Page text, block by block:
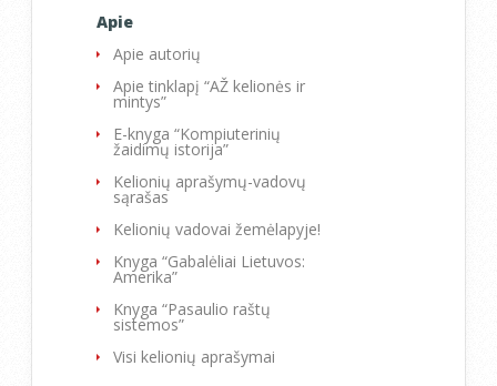
Apie
Apie autorių
Apie tinklapį “AŽ kelionės ir
mintys”
E-knyga “Kompiuterinių
žaidimų istorija”
Kelionių aprašymų-vadovų
sąrašas
Kelionių vadovai žemėlapyje!
Knyga “Gabalėliai Lietuvos:
Amerika”
Knyga “Pasaulio raštų
sistemos”
Visi kelionių aprašymai